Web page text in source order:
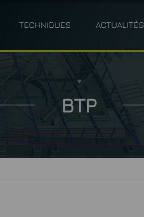
BÉNÉFICES CLIENTSINDUSTRIE
PHOTOGRAMMÉTRIE
TECHNIQUES ACTUALITÉS
BTP